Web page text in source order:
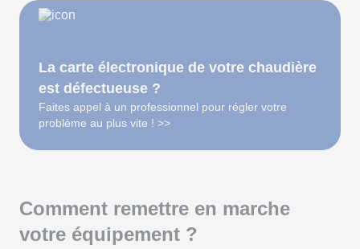
La carte électronique de votre chaudière
est défectueuse ?
Faites appel à un professionnel pour régler votre
problème au plus vite ! >>
Comment remettre en marche
votre équipement ?